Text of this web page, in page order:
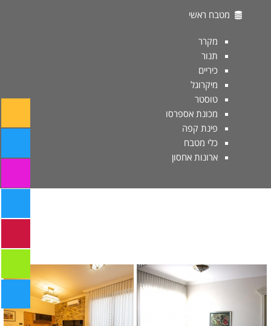
מטבח ראשי
מקרר
תנור
כיריים
מיקרוגל
טוסטר
מכונת אספרסו
פינת קפה
כלי מטבח
ארונות אחסון